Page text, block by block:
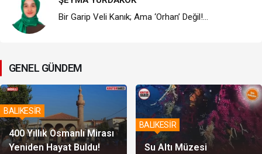
Bir Garip Veli Kanık; Ama ‘Orhan’ Değil!…
GENEL GÜNDEM
400 Yıllık Osmanlı Mirası
Yeniden Hayat Buldu!
BALIKESİR
Su Altı Müzesi
BALIKESİR